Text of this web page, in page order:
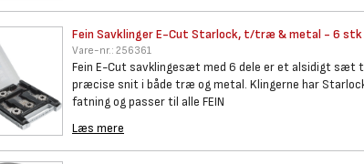
Fein Savklinger E-Cut Starlock, t/træ & metal - 6 stk
Vare-nr.: 256361
Fein E-Cut savklingesæt med 6 dele er et alsidigt sæt
præcise snit i både træ og metal. Klingerne har
fatning og passer til alle FEIN
Læs mere